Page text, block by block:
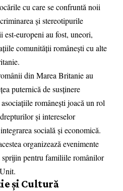
cu care se confruntă noii
și stereotipurile
est-europeni au fost, uneori,
comunității românești cu alte
din Marea Britanie au
puternică de susținere
românești joacă un rol
și intereselor
socială și economică.
organizează evenimente
sprijin pentru familiile românilor
și Cultură